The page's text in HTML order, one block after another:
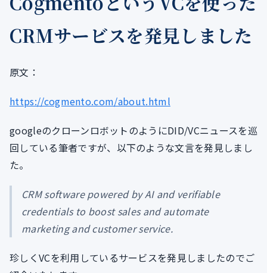
CRMサービスを発見しました
原文：
https://cogmento.com/about.html
googleのクローンロボットのようにDID/VCニュースを巡
回している筆者ですが、以下のような文言を発見しまし
た。
CRM software powered by AI and verifiable
credentials to boost sales and automate
marketing and customer service.
珍しくVCを利用しているサービスを発見しましたのでご